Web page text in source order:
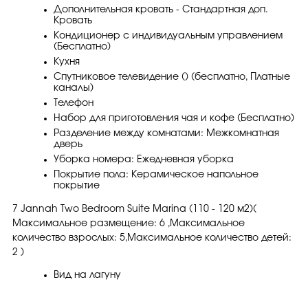
Дополнительная кровать - Стандартная доп.
Кровать
Кондиционер с индивидуальным управлением
(Бесплатно)
Кухня
Спутниковое телевидение () (бесплатно, Платные
каналы)
Телефон
Набор для приготовления чая и кофе (Бесплатно)
Разделение между комнатами: Межкомнатная
дверь
Уборка номера: Ежедневная уборка
Покрытие пола: Керамическое напольное
покрытие
7 Jannah Two Bedroom Suite Marina (110 - 120 м2)(
Максимальное размещение: 6 ,Максимальное
количество взрослых: 5,Максимальное количество детей:
2 )
Вид на лагуну